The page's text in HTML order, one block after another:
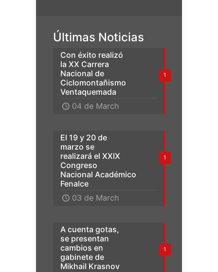
Últimas Noticias
1
Con éxito realizó
la XX Carrera
Nacional de
Ciclomontañismo
Ventaquemada
04 de March
1
El 19 y 20 de
marzo se
realizará el XXIX
Congreso
Nacional Académico
Fenalce
03 de March
1
A cuenta gotas,
se presentan
cambios en
gabinete de
Mikhail Krasnov